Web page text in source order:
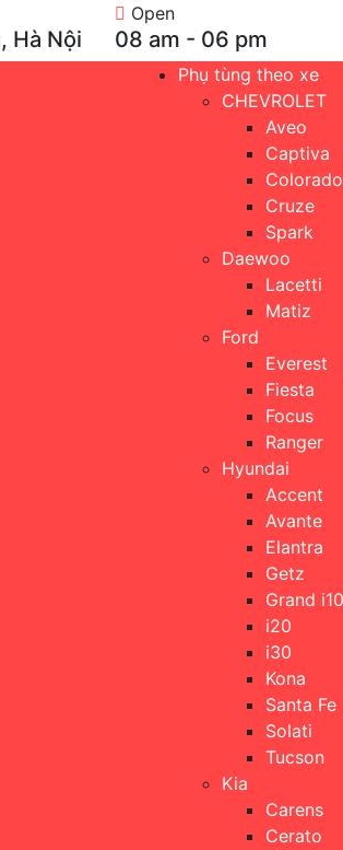
Hà Nội
Open
08 am - 06 pm
Phụ tùng theo xe
CHEVROLET
Aveo
Captiva
Colorado
Cruze
Spark
Daewoo
Lacetti
Matiz
Ford
Everest
Fiesta
Focus
Ranger
Hyundai
Accent
Avante
Elantra
Getz
Grand i10
i20
i30
Kona
Santa Fe
Solati
Tucson
Kia
Carens
Cerato